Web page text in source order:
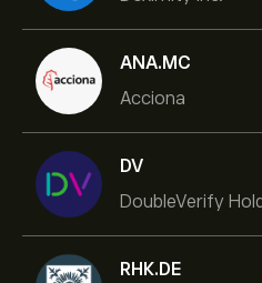
ANA.MC
Acciona
DV
DoubleVerify
RHK.DE